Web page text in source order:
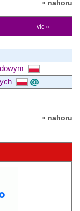
» nahoru
víc »
» nahoru